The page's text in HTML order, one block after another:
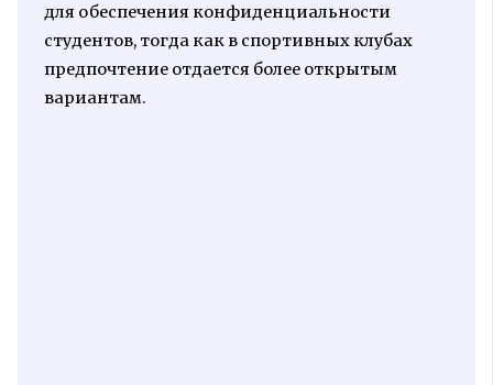
для обеспечения конфиденциальности
студентов, тогда как в спортивных клубах
предпочтение отдается более открытым
вариантам.